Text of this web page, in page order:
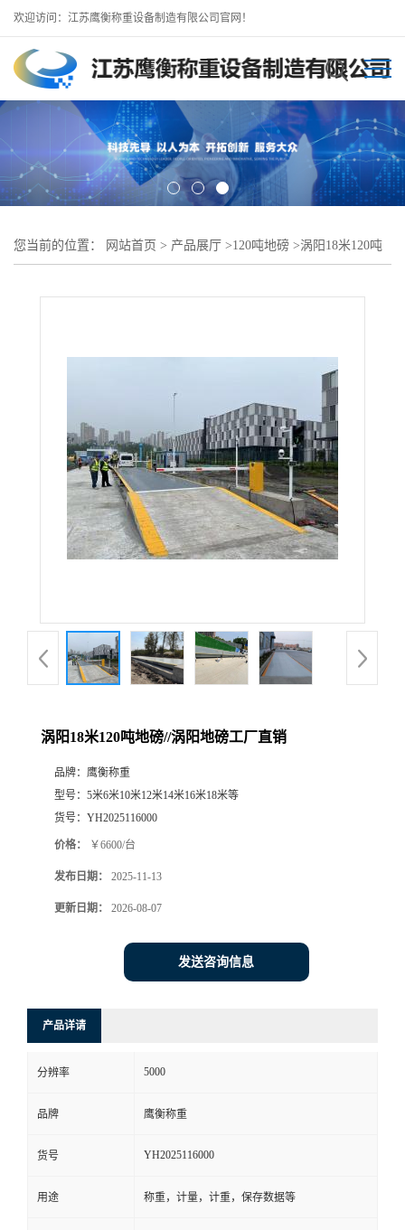
欢迎访问：江苏鹰衡称重设备制造有限公司官网！
您当前的位置： 网站首页 > 产品展厅 >120吨地磅 >涡阳18米120吨
涡阳18米120吨地磅//涡阳地磅工厂直销
品牌： 鹰衡称重
型号： 5米6米10米12米14米16米18米等
货号： YH2025116000
价格： ￥6600/台
发布日期： 2025-11-13
更新日期： 2026-08-07
发送咨询信息
产品详请
分辨率 5000
品牌 鹰衡称重
货号 YH2025116000
用途 称重，计量，计重，保存数据等